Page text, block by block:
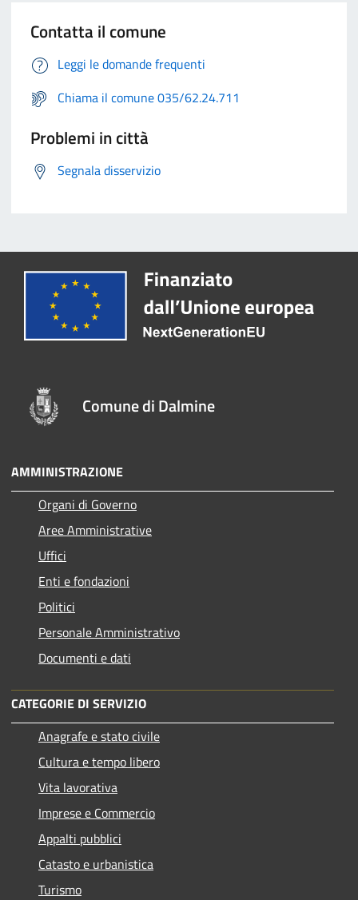
Contatta il comune
Leggi le domande frequenti
Chiama il comune 035/62.24.711
Problemi in città
Segnala disservizio
Comune di Dalmine
AMMINISTRAZIONE
Organi di Governo
Aree Amministrative
Uffici
Enti e fondazioni
Politici
Personale Amministrativo
Documenti e dati
CATEGORIE DI SERVIZIO
Anagrafe e stato civile
Cultura e tempo libero
Vita lavorativa
Imprese e Commercio
Appalti pubblici
Catasto e urbanistica
Turismo